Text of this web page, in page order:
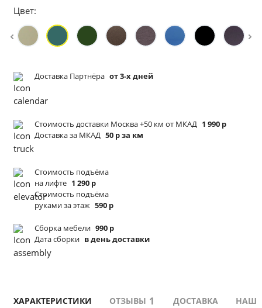
Цвет:
Доставка Партнёра от 3-х дней
Стоимость доставки Москва +50 км от МКАД 1 990 р
Доставка за МКАД 50 р за км
Стоимость подъёма
на лифте 1 290 р
Стоимость подъёма
руками за этаж 590 р
Сборка мебели 990 р
Дата сборки в день доставки
ХАРАКТЕРИСТИКИ ОТЗЫВЫ 1 ДОСТАВКА